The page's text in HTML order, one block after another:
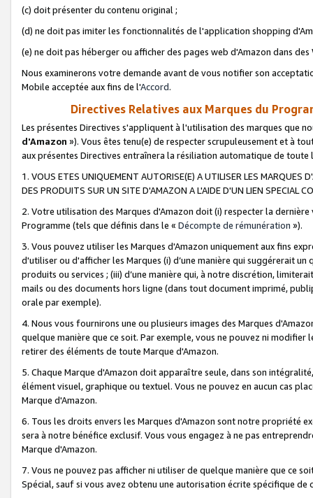
(c) doit présenter du contenu original ;
(d) ne doit pas imiter les fonctionnalités de l'application shopping
(e) ne doit pas héberger ou afficher des pages web d'Amazon dans
Nous examinerons votre demande avant de vous notifier son
Mobile acceptée aux fins de l'Accord.
Directives Relatives aux Marques du
Les présentes Directives s'appliquent à l'utilisation des marques que
d'Amazon »). Vous êtes tenu(e) de respecter scrupuleusement et à
aux présentes Directives entraînera la résiliation automatique de
1. VOUS ETES UNIQUEMENT AUTORISE(E) A UTILISER LES MARQUES
DES PRODUITS SUR UN SITE D'AMAZON A L'AIDE D'UN LIEN SPECIAL
2. Votre utilisation des Marques d'Amazon doit (i) respecter la
Programme (tels que définis dans le « Décompte de rémunération »).
3. Vous pouvez utiliser les Marques d'Amazon uniquement aux fins
d'utiliser ou d'afficher les Marques (i) d’une manière qui suggérerait
produits ou services ; (iii) d’une manière qui, à notre discrétion,
mails ou des documents hors ligne (dans tout document imprimé,
orale par exemple).
4. Nous vous fournirons une ou plusieurs images des Marques
quelque manière que ce soit. Par exemple, vous ne pouvez ni
retirer des éléments de toute Marque d'Amazon.
5. Chaque Marque d'Amazon doit apparaître seule, dans son
élément visuel, graphique ou textuel. Vous ne pouvez en aucun cas
Marque d'Amazon.
6. Tous les droits envers les Marques d'Amazon sont notre propriété
sera à notre bénéfice exclusif. Vous vous engagez à ne pas
Marque d'Amazon.
7. Vous ne pouvez pas afficher ni utiliser de quelque manière que ce
Spécial, sauf si vous avez obtenu une autorisation écrite spécifique de